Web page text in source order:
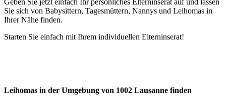
Sie sich von Babysittern, Tagesmüttern, Nannys und Leihomas in
Ihrer Nähe finden.
Starten Sie einfach mit Ihrem individuellen Elterninserat!
Leihomas in der Umgebung von 1002 Lausanne finden